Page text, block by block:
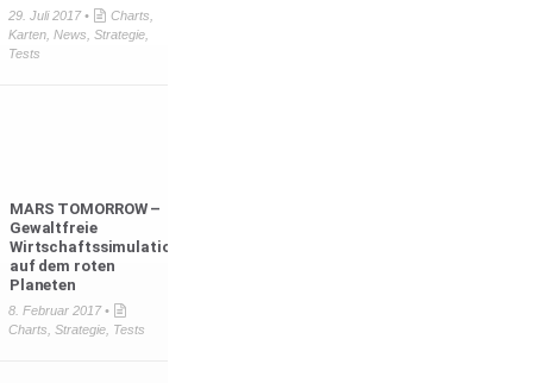
29. Juli 2017 • Charts
Karten, News Strategie,
Tests
MARS TOMORROW –
Gewaltfreie
Wirtschaftssimulation
auf dem roten
Planeten
8. Februar 2017 •
Charts Strategie, Tests